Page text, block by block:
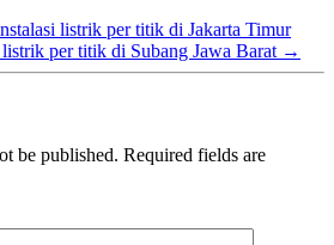
listrik per titik di Jakarta Timur
listrik per titik di Subang Jawa Barat →
be published. Required fields are